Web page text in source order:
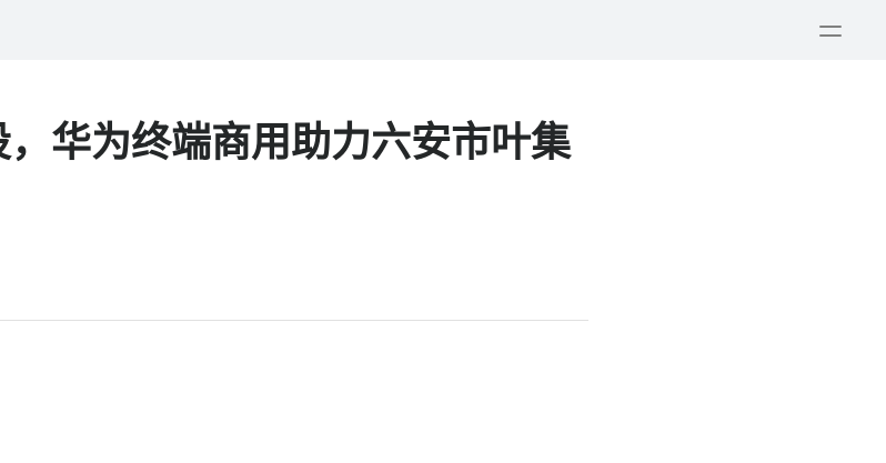
打
华为终端商用助力六安市叶集